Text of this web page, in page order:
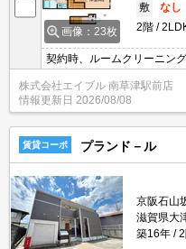
画像：23枚
敷
なし
2階
契約時、ルームクリーニン
焚き機能付きバス。独立洗
ズボックス付き。インターネ
株式会社エイブル 南草津駅前店
情報更新日 2026/08/08
賃貸コーポ プランド－ル
京阪石山
滋賀県大
築16年